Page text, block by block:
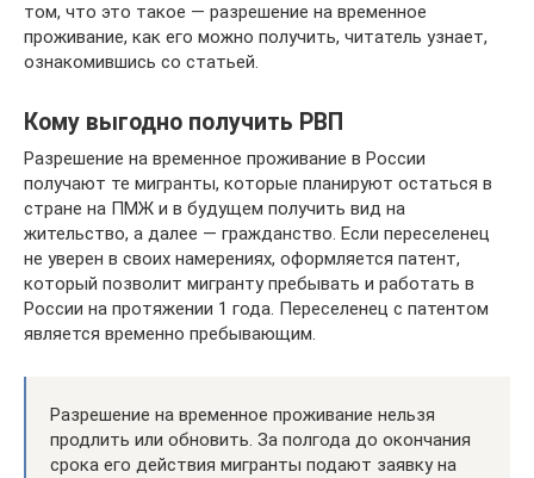
том, что это такое — разрешение на временное
проживание, как его можно получить, читатель узнает,
ознакомившись со статьей.
Кому выгодно получить РВП
Разрешение на временное проживание в России
получают те мигранты, которые планируют остаться в
стране на ПМЖ и в будущем получить вид на
жительство, а далее — гражданство. Если переселенец
не уверен в своих намерениях, оформляется патент,
который позволит мигранту пребывать и работать в
России на протяжении 1 года. Переселенец с патентом
является временно пребывающим.
Разрешение на временное проживание нельзя
продлить или обновить. За полгода до окончания
срока его действия мигранты подают заявку на